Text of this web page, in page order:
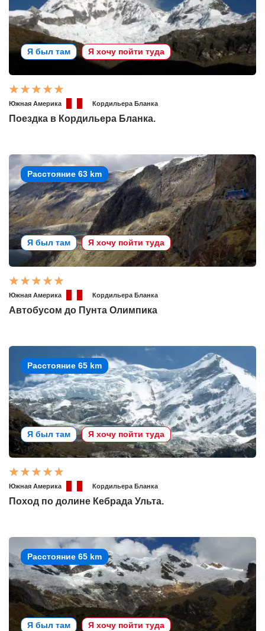
Я был там Я хочу пойти туда
Южная Америка Кордильера Бланка
Поездка в Кордильера Бланка.
Расстояние 63 km
Я был там Я хочу пойти туда
Южная Америка Кордильера Бланка
Автобусом до Пунта Олимпика
Расстояние 65 km
Я был там Я хочу пойти туда
Южная Америка Кордильера Бланка
Поход по долине Кебрада Ульта.
Расстояние 65 km
Я был там Я хочу пойти туда